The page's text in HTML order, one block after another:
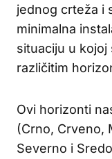
jednog crteža i
minimalna
situaciju u kojoj
različitim
Ovi horizonti
(Crno, Crveno,
Severno i